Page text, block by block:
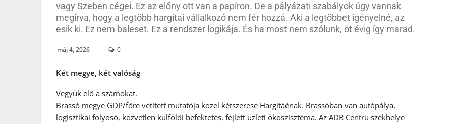
vagy Szeben cégei. Ez az előny ott van a papíron. De a pályázati szabályok úgy vannak
megírva, hogy a legtöbb hargitai vállalkozó nem fér hozzá. Aki a legtöbbet igényelné, az
esik ki. Ez nem baleset. Ez a rendszer logikája. És ha most nem szólunk, öt évig így marad.
máj 4, 2026 0
Két megye, két valóság
Vegyük elő a számokat.
Brassó megye GDP/főre vetített mutatója közel kétszerese Hargitáénak. Brassóban van autópálya,
logisztikai folyosó, közvetlen külföldi befektetés, fejlett üzleti ökoszisztéma. Az ADR Centru székhelye